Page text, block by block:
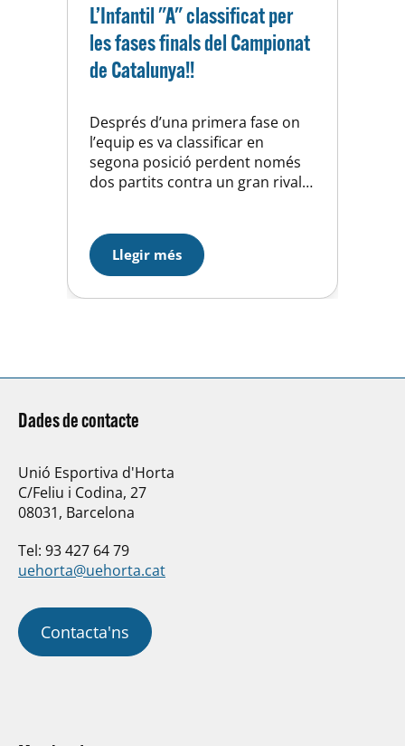
L’Infantil "A" classificat per
les fases finals del Campionat
de Catalunya!!
Després d’una primera fase on
l’equip es va classificar en
segona posició perdent només
dos partits contra un gran rival
individual i collectiu, encaràvem
aquesta segona fase amb molta
illusió i amb la possibilitat
d’enfrontar-nos a rivals de la
Llegir més
Dades de contacte
Unió Esportiva d'Horta
C/Feliu i Codina, 27
08031, Barcelona
Tel: 93 427 64 79
uehorta@uehorta.cat
Contacta'ns